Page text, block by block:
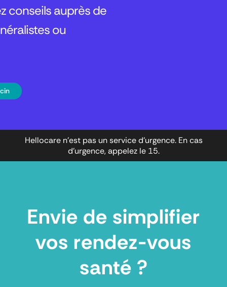
conseils auprès de
ou
Hellocare n’est pas un service d’urgence. En cas
d’urgence, appelez le 15.
Envie de simplifier
vos rendez-vous
santé ?